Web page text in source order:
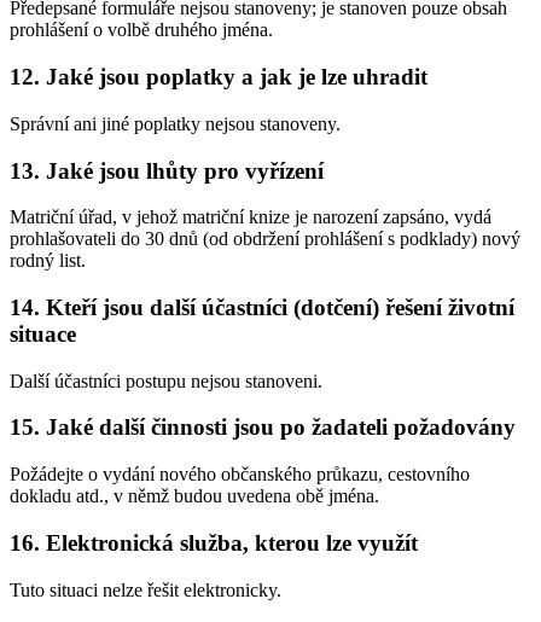
Předepsané formuláře nejsou stanoveny; je stanoven pouze obsah
prohlášení o volbě druhého jména.
12. Jaké jsou poplatky a jak je lze uhradit
Správní ani jiné poplatky nejsou stanoveny.
13. Jaké jsou lhůty pro vyřízení
Matriční úřad, v jehož matriční knize je narození zapsáno, vydá
prohlašovateli do 30 dnů (od obdržení prohlášení s podklady) nový
rodný list.
14. Kteří jsou další účastníci (dotčení) řešení životní
situace
Další účastníci postupu nejsou stanoveni.
15. Jaké další činnosti jsou po žadateli požadovány
Požádejte o vydání nového občanského průkazu, cestovního
dokladu atd., v němž budou uvedena obě jména.
16. Elektronická služba, kterou lze využít
Tuto situaci nelze řešit elektronicky.